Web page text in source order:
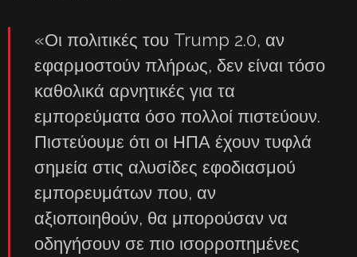
«Οι πολιτικές του Trump 2.0, αν
εφαρμοστούν πλήρως, δεν είναι τόσο
καθολικά αρνητικές για τα
εμπορεύματα όσο πολλοί πιστεύουν.
Πιστεύουμε ότι οι ΗΠΑ έχουν τυφλά
σημεία στις αλυσίδες εφοδιασμού
εμπορευμάτων που, αν
αξιοποιηθούν, θα μπορούσαν να
οδηγήσουν σε πιο ισορροπημένες